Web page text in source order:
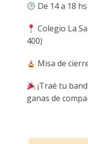
De 14 a 18 hs
Colegio La
400)
Misa de
¡Traé tu
ganas de